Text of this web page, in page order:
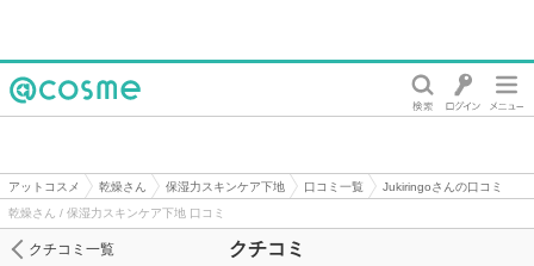
アットコスメ 乾燥さん 保湿力スキンケア下地 口コミ一覧
Jukiringoさんの口コミ
乾燥さん / 保湿力スキンケア下地 口コミ
クチコミ
クチコミ一覧